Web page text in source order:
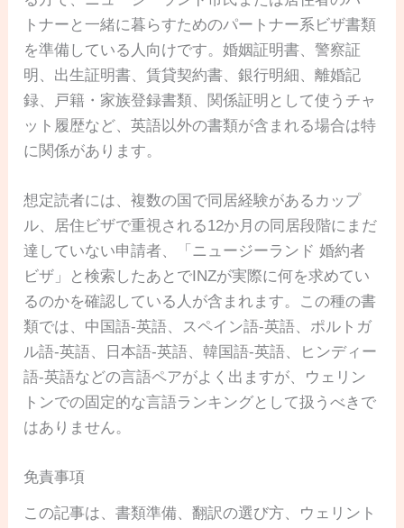
トナーと一緒に暮らすためのパートナー系ビザ書類
を準備している人向けです。婚姻証明書、警察証
明、出生証明書、賃貸契約書、銀行明細、離婚記
録、戸籍・家族登録書類、関係証明として使うチャ
ット履歴など、英語以外の書類が含まれる場合は特
に関係があります。
想定読者には、複数の国で同居経験があるカップ
ル、居住ビザで重視される12か月の同居段階にまだ
達していない申請者、「ニュージーランド 婚約者
ビザ」と検索したあとでINZが実際に何を求めてい
るのかを確認している人が含まれます。この種の書
類では、中国語-英語、スペイン語-英語、ポルトガ
ル語-英語、日本語-英語、韓国語-英語、ヒンディー
語-英語などの言語ペアがよく出ますが、ウェリン
トンでの固定的な言語ランキングとして扱うべきで
はありません。
免責事項
この記事は、書類準備、翻訳の選び方、ウェリント